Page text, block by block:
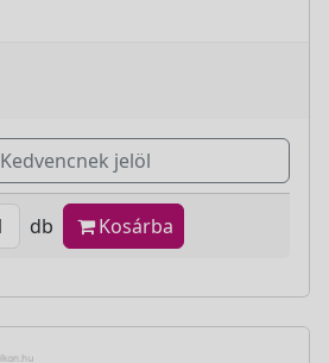
Kedvencnek jelöl
db Kosárba